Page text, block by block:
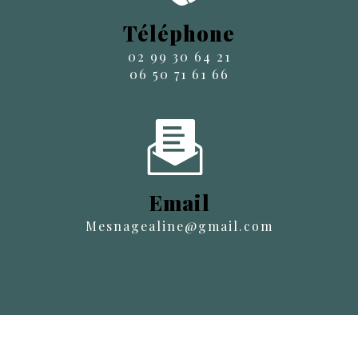
Téléphone
02 99 30 64 21
06 50 71 61 66
Email
mesnagealine@gmail.com